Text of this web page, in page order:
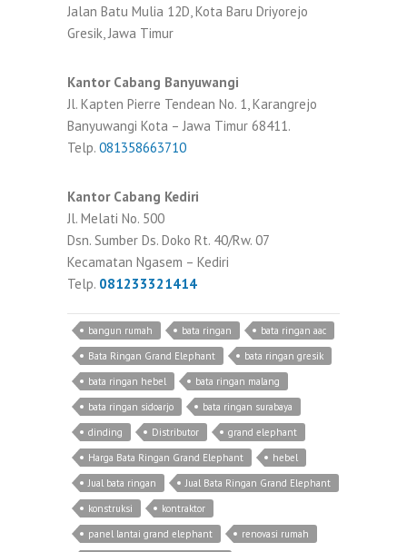
Jalan Batu Mulia 12D, Kota Baru Driyorejo
Gresik, Jawa Timur
Kantor Cabang Banyuwangi
Jl. Kapten Pierre Tendean No. 1, Karangrejo
Banyuwangi Kota – Jawa Timur 68411.
Telp. 081358663710
Kantor Cabang Kediri
Jl. Melati No. 500
Dsn. Sumber Ds. Doko Rt. 40/Rw. 07
Kecamatan Ngasem – Kediri
Telp. 081233321414
bangun rumah bata ringan
bata ringan aac
Bata Ringan Grand Elephant
bata ringan gresik
bata ringan hebel
bata ringan malang
bata ringan sidoarjo
bata ringan surabaya
dinding
Distributor
grand elephant
Harga Bata Ringan Grand Elephant
hebel
Jual bata ringan
Jual Bata Ringan Grand Elephant
konstruksi
kontraktor
panel lantai grand elephant
renovasi rumah